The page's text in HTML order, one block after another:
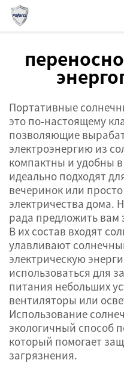
Продукция
Услуги
Новости
Свяжитесь с нами
Портативные
это по-настоящему
позволяющие
электроэнергию из
компактны и удобны
идеально подходят
вечеринок или
электричества дома.
рада предложить вам
В их состав входят
улавливают
электрическую
использоваться для
питания небольших
вентиляторы или
Использование
экологичный способ
который помогает
загрязнения.